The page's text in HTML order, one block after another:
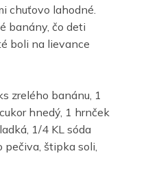
chuťovo lahodné.
banány, čo deti
boli na lievance
zrelého banánu, 1
hnedý, 1 hrnček
1/4 KL sóda
pečiva, štipka soli,